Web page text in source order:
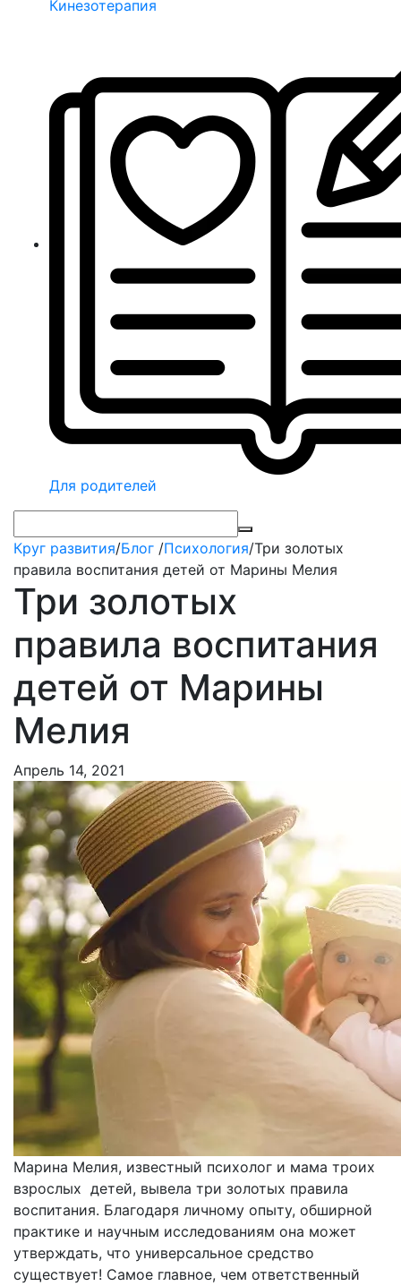
Кинезотерапия
Для родителей
Круг развития/Блог /Психология/Три золотых
правила воспитания детей от Марины Мелия
Три золотых
правила воспитания
детей от Марины
Мелия
Апрель 14, 2021
Марина Мелия, известный психолог и мама троих
взрослых детей, вывела три золотых правила
воспитания. Благодаря личному опыту, обширной
практике и научным исследованиям она может
утверждать, что универсальное средство
существует! Самое главное, чем ответственный